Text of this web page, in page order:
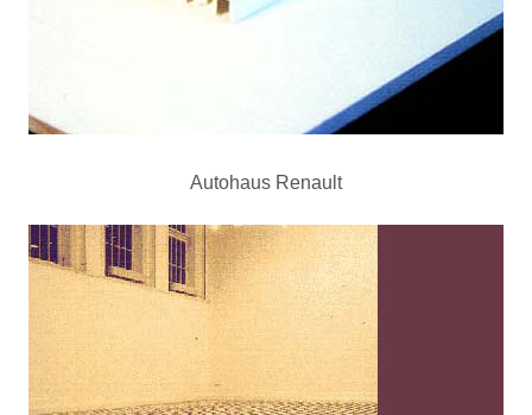
Autohaus Renault